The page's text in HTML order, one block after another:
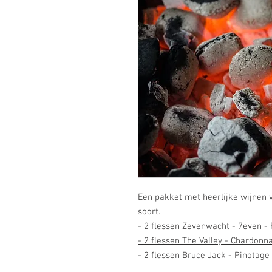
Een pakket met heerlijke wijnen
soort.
- 2 flessen Zevenwacht - 7even -
- 2 flessen The Valley -
- 2 flessen Bruce Jack -